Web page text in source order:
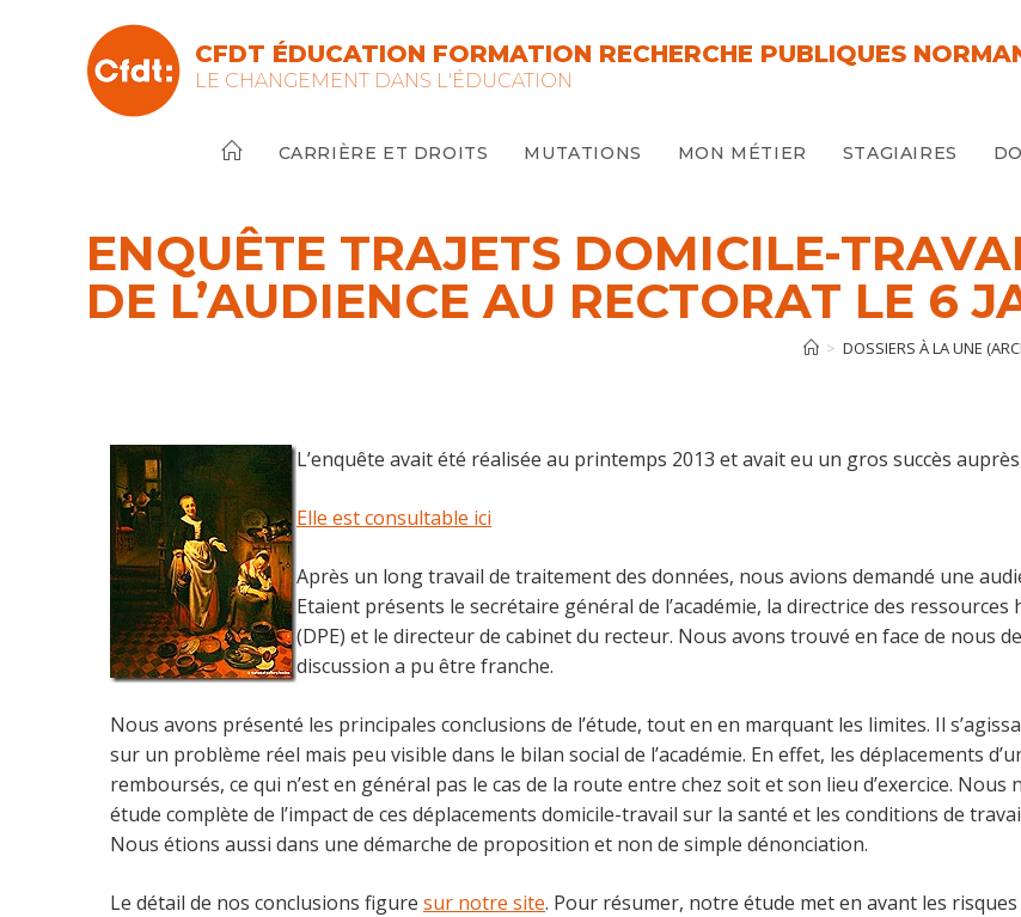
CFDT ÉDUCATION FORMATION RECHERCHE PUBLIQUES
LE CHANGEMENT DANS L'ÉDUCATION
CARRIÈRE ET DROITS MUTATIONS MON MÉTIER STAGIAIRES
ENQUÊTE TRAJETS DOMICILE-
DE L’AUDIENCE AU RECTORAT LE 6
> DOSSIERS À LA UNE
L’enquête avait été réalisée au printemps 2013 et avait eu un gros succès
Elle est consultable ici
Après un long travail de traitement des données, nous avions demandé une
Etaient présents le secrétaire général de l’académie, la directrice des
(DPE) et le directeur de cabinet du recteur. Nous avons trouvé en face de nous
discussion a pu être franche.
Nous avons présenté les principales conclusions de l’étude, tout en en marquant les limites. Il
sur un problème réel mais peu visible dans le bilan social de l’académie. En effet, les déplacements
remboursés, ce qui n’est en général pas le cas de la route entre chez soit et son lieu d’exercice.
étude complète de l’impact de ces déplacements domicile-travail sur la santé et les conditions de
Nous étions aussi dans une démarche de proposition et non de simple dénonciation.
Le détail de nos conclusions figure sur notre site. Pour résumer, notre étude met en avant les